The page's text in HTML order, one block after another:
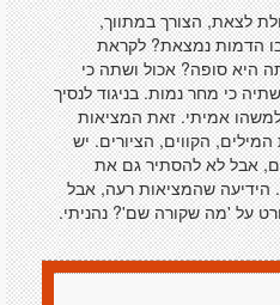
לצאת, הצורך במתווך,
הדמות נמצאת? לקראת
היא סופה? אכול ושתה כי
כי מחר נמות. בניגוד לנסיך
אמיתי. זאת המציאות
הקווים, הציורים. יש
אבל לא להסתיר גם את
שהמציאות רעה, אבל
על 'מה שקורה שם'? נהניתי.